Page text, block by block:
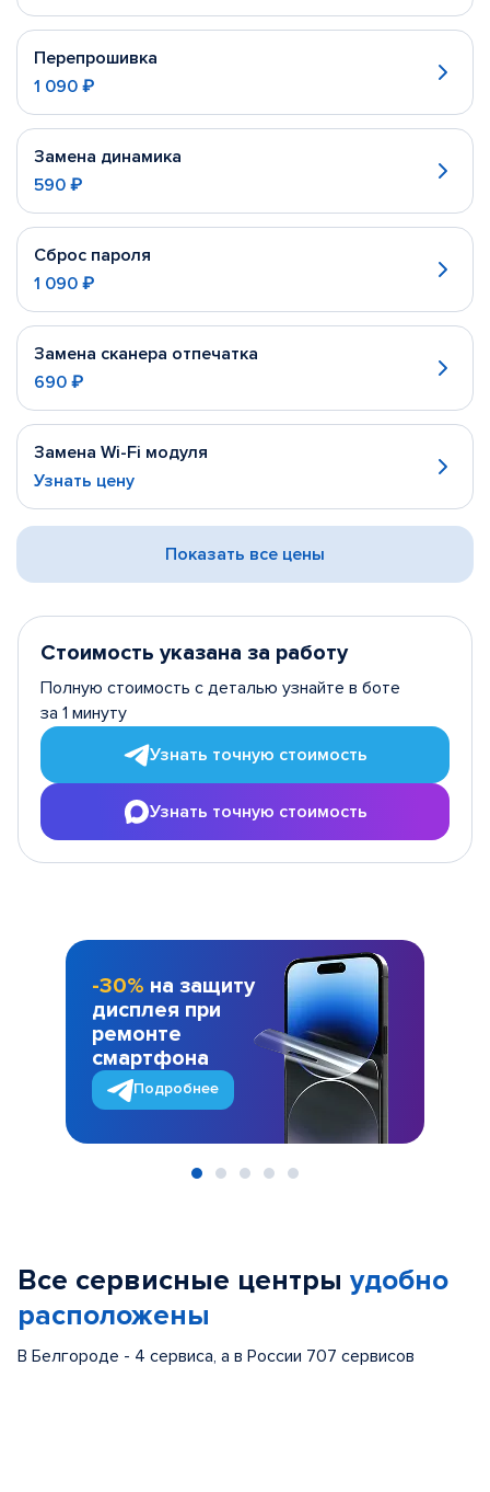
Перепрошивка
1 090 ₽
Замена динамика
590 ₽
Сброс пароля
1 090 ₽
Замена сканера отпечатка
690 ₽
Замена Wi-Fi модуля
Узнать цену
Показать все цены
Стоимость указана за работу
Полную стоимость с деталью узнайте в боте
за 1 минуту
Узнать точную стоимость
Узнать точную стоимость
-30% на защиту
дисплея при
ремонте
смартфона
Подробнее
Все сервисные центры удобно
расположены
В Белгороде - 4 сервиса, а в России 707 сервисов